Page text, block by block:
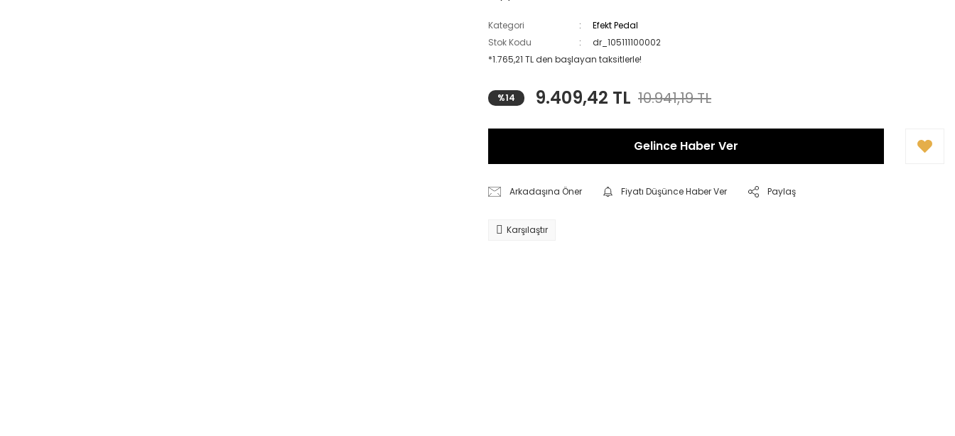
Kategori
Efekt Pedal
Stok Kodu
dr_105111100002
*1.765,21 TL den başlayan taksitlerle!
%14 9.409,42 TL 10.941,19 TL
Gelince Haber Ver
Arkadaşına Öner Fiyatı Düşünce Haber Ver Paylaş
Karşılaştır